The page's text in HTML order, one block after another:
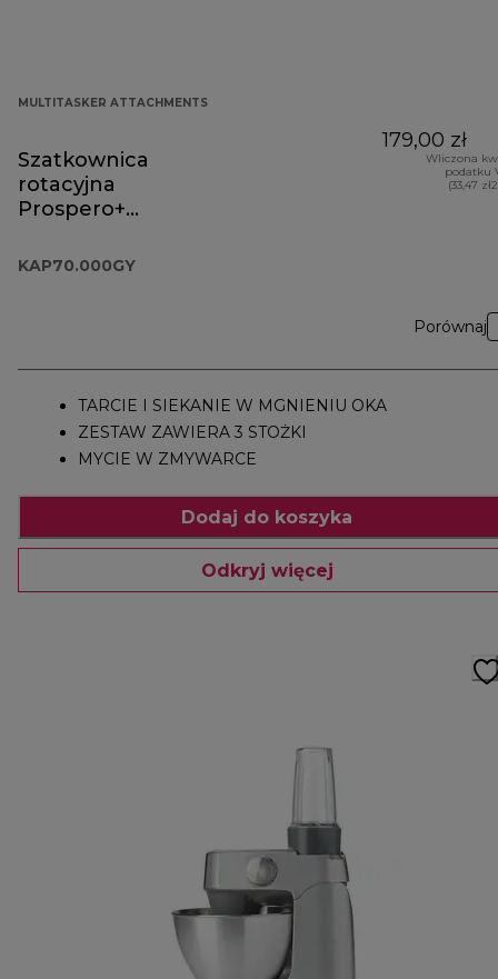
MULTITASKER ATTACHMENTS
Szatkownica
rotacyjna
Prospero+
KAP70.000GY
179,00 zł
Wliczona
podatku
(33,47
Porównaj
TARCIE I SIEKANIE W MGNIENIU OKA
ZESTAW ZAWIERA 3 STOŻKI
MYCIE W ZMYWARCE
Dodaj do koszyka
Odkryj więcej